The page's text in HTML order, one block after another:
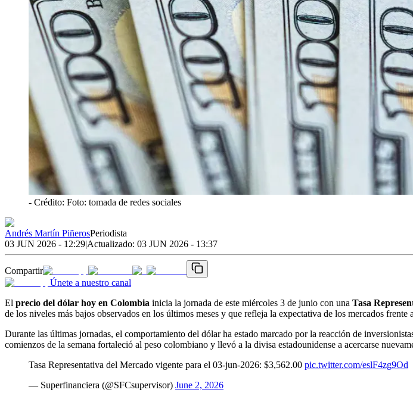
- Crédito: Foto: tomada de redes sociales
Andrés Martín PiñerosPeriodista
03 JUN 2026 - 12:29|Actualizado: 03 JUN 2026 - 13:37
Compartir
Únete a nuestro canal
El precio del dólar hoy en Colombia inicia la jornada de este miércoles 3 de junio con una Tasa
de los niveles más bajos observados en los últimos meses y que refleja la expectativa de los mercados
Durante las últimas jornadas, el comportamiento del dólar ha estado marcado por la reacción de
comienzos de la semana fortaleció al peso colombiano y llevó a la divisa estadounidense a acercarse
Tasa Representativa del Mercado vigente para el 03-jun-2026: $3,562.00 pic.twitter.com/eslF4zg9Od
— Superfinanciera (@SFCsupervisor) June 2, 2026